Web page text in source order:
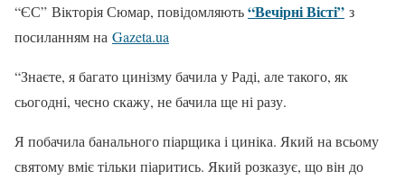
“ЄС” Вікторія Сюмар, повідомляють“Вечірні Вісті” з
посиланням на Gazeta.ua
“Знаєте, я багато цинізму бачила у Раді, але такого, як
сьогодні, чесно скажу, не бачила ще ні разу.
Я побачила банального піарщика і циніка. Який на всьому
святому вміє тільки піаритись. Який розказує, що він до